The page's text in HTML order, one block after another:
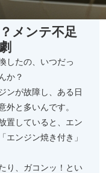
メンテ不足
したの、いつだっ
か？
ンが故障し、ある日
外と多いんです。
置していると、エン
エンジン焼き付き」
り、ガコンッ！とい